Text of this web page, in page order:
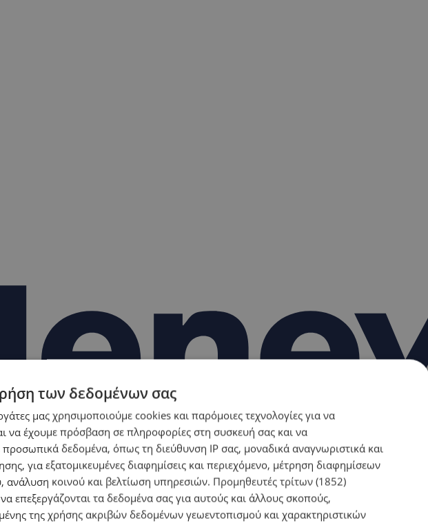
των δεδομένων σας
μας χρησιμοποιούμε cookies και παρόμοιες τεχνολογίες για να
να έχουμε πρόσβαση σε πληροφορίες στη συσκευή σας και να
προσωπικά δεδομένα, όπως τη διεύθυνση IP σας, μοναδικά αναγνωριστικά και
για εξατομικευμένες διαφημίσεις και περιεχόμενο, μέτρηση διαφημίσεων
ανάλυση κοινού και βελτίωση υπηρεσιών. Προμηθευτές τρίτων (1852)
να επεξεργάζονται τα δεδομένα σας για αυτούς και άλλους σκοπούς,
της χρήσης ακριβών δεδομένων γεωεντοπισμού και χαρακτηριστικών